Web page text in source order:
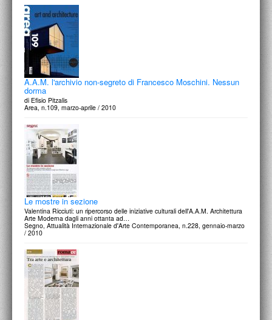
A.A.M. l'archivio non-segreto di Francesco Moschini. Nessun
dorma
di Efisio Pitzalis
Area, n.109, marzo-aprile / 2010
Le mostre in sezione
Valentina Ricciuti: un ripercorso delle iniziative culturali dell'A.A.M. Architettura
Arte Moderna dagli anni ottanta ad…
Segno, Attualità Internazionale d'Arte Contemporanea, n.228, gennaio-marzo
/ 2010